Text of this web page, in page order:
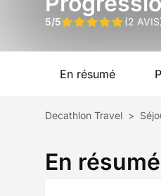
5/5 (2
En résumé
Decathlon Travel >
En résumé